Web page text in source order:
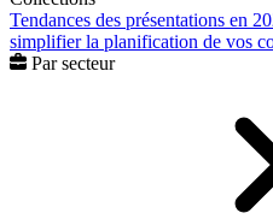
Tendances des présentations en
simplifier la planification de vos
Par secteur